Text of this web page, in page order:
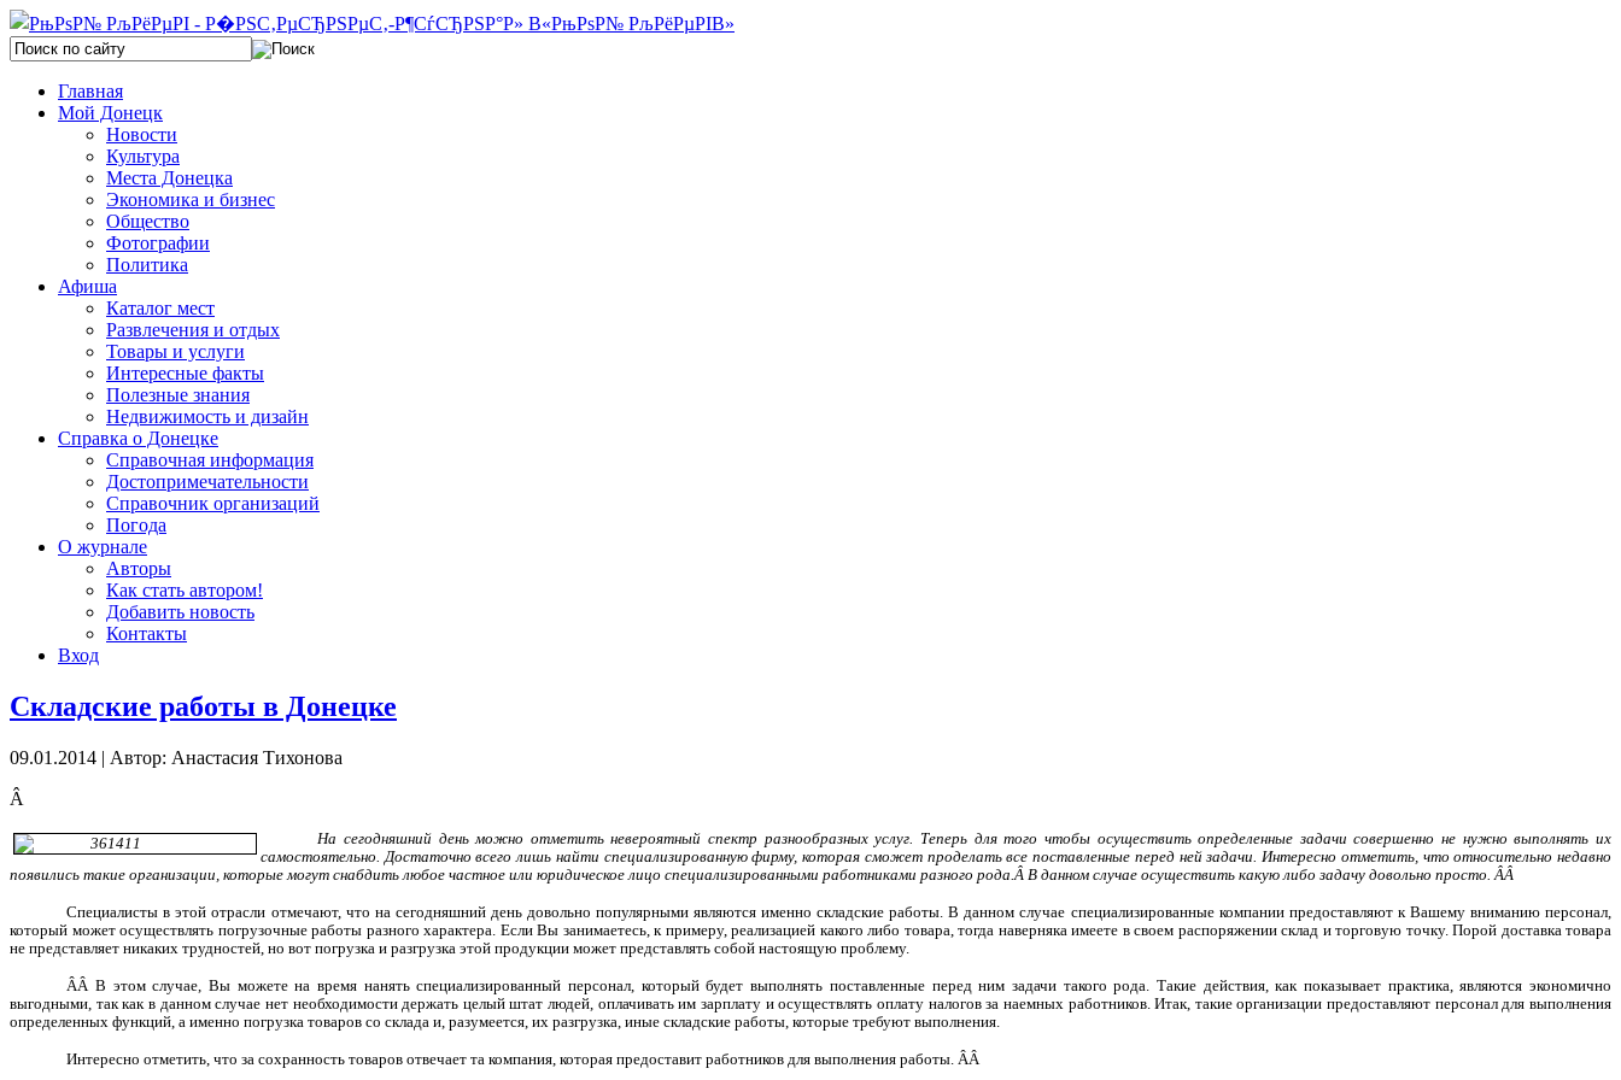
Главная
Мой Донецк
Новости
Культура
Места Донецка
Экономика и бизнес
Общество
Фотографии
Политика
Афиша
Каталог мест
Развлечения и отдых
Товары и услуги
Интересные факты
Полезные знания
Недвижимость и дизайн
Справка о Донецке
Справочная информация
Достопримечательности
Справочник организаций
Погода
О журнале
Авторы
Как стать автором!
Добавить новость
Контакты
Вход
Складские работы в Донецке
09.01.2014 | Автор: Анастасия Тихонова
Â
На сегодняшний день можно отметить невероятный спектр разнообразных услуг. Теперь для того чтобы осуществить определенные задачи совершенно не нужно выполнять их
самостоятельно. Достаточно всего лишь найти специализированную фирму, которая сможет проделать все поставленные перед ней задачи. Интересно отметить, что относительно недавно
появились такие организации, которые могут снабдить любое частное или юридическое лицо специализированными работниками разного рода. Â В данном случае осуществить какую либо задачу довольно просто. ÂÂ
Специалисты в этой отрасли отмечают, что на сегодняшний день довольно популярными являются именно складские работы. В данном случае специализированные компании предоставляют к Вашему вниманию персонал,
который может осуществлять погрузочные работы разного характера. Если Вы занимаетесь, к примеру, реализацией какого либо товара, тогда наверняка имеете в своем распоряжении склад и торговую точку. Порой доставка товара
не представляет никаких трудностей, но вот погрузка и разгрузка этой продукции может представлять собой настоящую проблему.
ÂÂ В этом случае, Вы можете на время нанять специализированный персонал, который будет выполнять поставленные перед ним задачи такого рода. Такие действия, как показывает практика, являются экономично
выгодными, так как в данном случае нет необходимости держать целый штат людей, оплачивать им зарплату и осуществлять оплату налогов за наемных работников. Итак, такие организации предоставляют персонал для выполнения
определенных функций, а именно погрузка товаров со склада и, разумеется, их разгрузка, иные складские работы, которые требуют выполнения.
Интересно отметить, что за сохранность товаров отвечает та компания, которая предоставит работников для выполнения работы. ÂÂ